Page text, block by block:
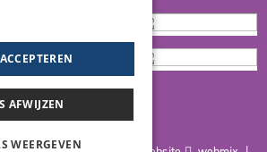
AFWIJZEN
WEERGEVEN